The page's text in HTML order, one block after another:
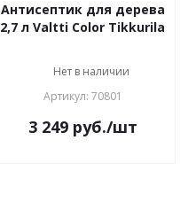
Антисептик для дерева
2,7 л Valtti Color Tikkurila
Нет в наличии
Артикул: 70801
3 249руб./шт